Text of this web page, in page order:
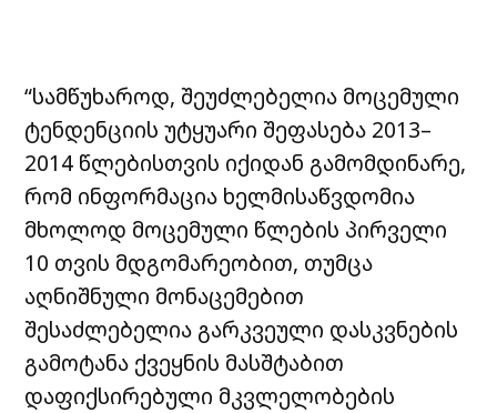
“სამწუხაროდ, შეუძლებელია მოცემული
ტენდენციის უტყუარი შეფასება 2013–
2014 წლებისთვის იქიდან გამომდინარე,
რომ ინფორმაცია ხელმისაწვდომია
მხოლოდ მოცემული წლების პირველი
10 თვის მდგომარეობით, თუმცა
აღნიშნული მონაცემებით
შესაძლებელია გარკვეული დასკვნების
გამოტანა ქვეყნის მასშტაბით
დაფიქსირებული მკვლელობების